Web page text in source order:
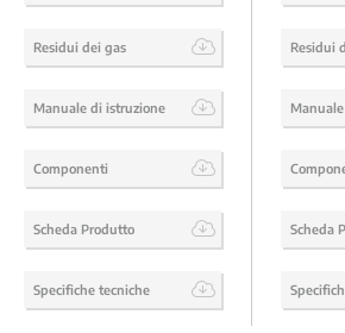
Residui dei gas
Manuale di istruzione
Componenti
Scheda Produtto
Specifiche tecniche
Residui
Scheda